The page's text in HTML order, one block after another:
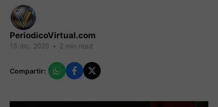
PeriodicoVirtual.com
15 dic. 2025 • 2 min read
Compartir: